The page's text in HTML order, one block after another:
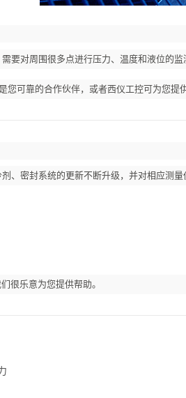
要对周围很多点进行压力、温度和液位的
您可靠的合作伙伴，或者西仪工控可为您提
、密封系统的更新不断升级，并对相应测
很乐意为您提供帮助。